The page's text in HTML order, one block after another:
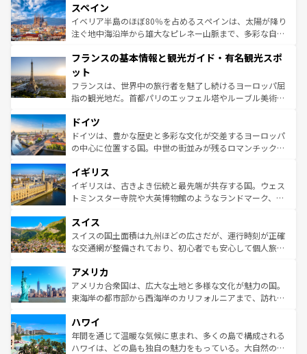
ろん、トスカーナの美しい田園風景やアマルフィ海岸の絶
景など、自然景観も見逃せない。観光の合間には、本場の
ピザやパスタなど、絶品のイタリア料理を堪能することも
ませてくれるイタリアで、忘れられない旅をしてみよう！
なお、新着のイタリア情報は
しい。
スペイン
イベリア半島のほぼ80％を占めるスペインは、太陽が降り
注ぐ地中海沿岸から雄大なピレネー山脈まで、多彩な自然
文化が根付くこの国では、情熱的なフラメンコ、熱気あふ
れる闘牛、そして美味しいタパスが生活の一部となってい
る。首都マドリードの洗練された雰囲気や、バルセロナの
アートに溢れた街角から、地方では古代ローマ遺跡や中世
せる。地方によって風土や気候が異なるスペインはその個
性で訪れる人を魅了する。 なお、新着のスペイン情報は コ
ンテンツ一覧を参照してほしい。
フランスの基本情報と観光ガイド・有名観光スポ
ット
フランスは、世界中の旅行者を魅了し続けるヨーロッパ屈
指の観光地だ。首都パリのエッフェル塔やルーブル美術館
で、幅広い魅力が詰まっている。華麗な宮殿、歴史的な大
聖堂、美しいビーチ、そして豊かな自然が、訪れる者を心
から魅了する。また、フランスは美食の国としても知ら
いる。シャンパンの発祥地であるランス、プロヴァンスの
香り高いラベンダー畑など、多彩な楽しみ方が可能だ。さ
らに、パリ以外の地域にも魅力が溢れており、どの街角に
れる地方に足を運ぶとそれぞれで全く異なる文化を体験で
きるだろう。 なお、新着のフランス情報はコンテンツ一覧
を参照してほしい。
ドイツ
ドイツは、豊かな歴史と多彩な文化が交差するヨーロッパ
の中心に位置する国。中世の街並みが残るロマンチック街
顔を持つこの国は、どこを歩いても飽きることがない。ベ
ルリンの文化的活気、バイエルン州のアルプスの絶景、そ
してライン川沿いのワイン畑といった風景は必見。ビール
は、お酒好きな人にはぜひ体験してほしい。 なお、新着の
ドイツ情報はコンテンツ一覧を参照してほしい。
イギリス
イギリスは、古きよき伝統と最先端が共存する国。ウェス
トミンスター寺院や大英博物館のようなランドマーク、歴
リアごとに異なる魅力がある。また、優雅なアフタヌーン
ティー、ビール好きにはたまらない英国パブ、サッカー観
戦など、本場だからこそできる体験も豊富。イギリスを旅
ンツ一覧を参照してほしい。
スイス
スイスの国土面積は九州ほどの広さだが、運行時刻が正確
な交通網が整備されており、初心者でも安心して個人旅行
の建物がそのまま残る町や、スイスならではのユニークな
博物館もあり、アルプス観光だけでなく町歩きも満喫する
ことができる。国民の所得が高いため物価も高いが、旅行
ば市内交通費無料で観光を楽しむこともできる。 なお、新
着のスイス情報はコンテンツ一覧 を参照してほしい。
アメリカ
アメリカ合衆国は、広大な土地と多様な文化が魅力の国。
東海岸の都市部から西海岸のカリフォルニアまで、訪れる
のような巨大都市は、観光、ショッピング、エンターテイ
ンメントが詰まった刺激的なスポットだ。一方、アメリカ
西部には大自然が広がり、グランドキャニオンやイエロー
ハワイ
年間を通じて温暖な気候に恵まれ、多くの島で構成される
ハワイは、どの島も独自の魅力をもっている。大自然の神